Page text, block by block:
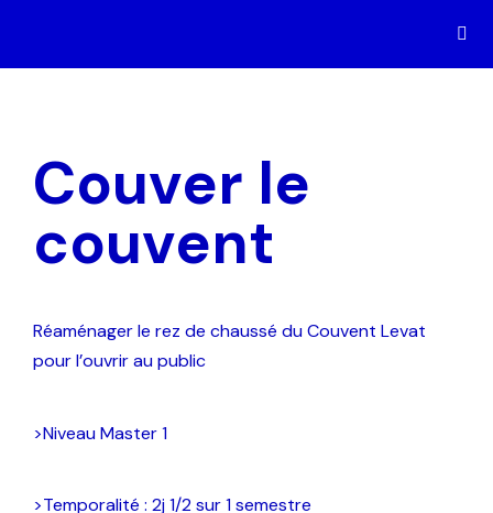
Couver le
couvent
Réaménager le rez de chaussé du Couvent Levat
pour l’ouvrir au public
>NiveauMaster 1
>Temporalité : 2j 1/2 sur 1 semestre